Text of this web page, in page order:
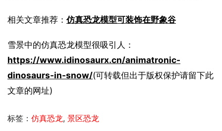
相关文章推荐： 仿真恐龙模型可装饰在野象谷
雪景中的仿真恐龙模型很吸引人：
https://www.idinosaurx.cn/animatronic-
dinosaurs-in-snow/(可转载但出于版权保护请留下此
文章的网址)
标签： 仿真恐龙, 景区恐龙